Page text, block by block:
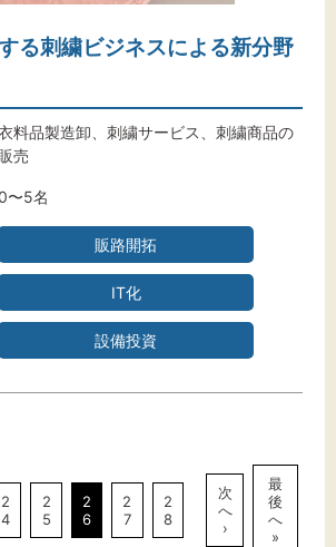
る刺繍ビジネスによる新分野
料品製造卸、刺繍サービス、刺繍商品の
売
〜5名
販路開拓
IT化
設備投資
2
4
2
5
2
6
2
7
2
8
次
へ
›
最
後
へ
»